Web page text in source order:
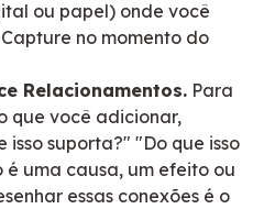
ou papel) onde você
no momento do
Relacionamentos. Para
que você adicionar,
isso suporta?" "Do que isso
é uma causa, um efeito ou
essas conexões é o